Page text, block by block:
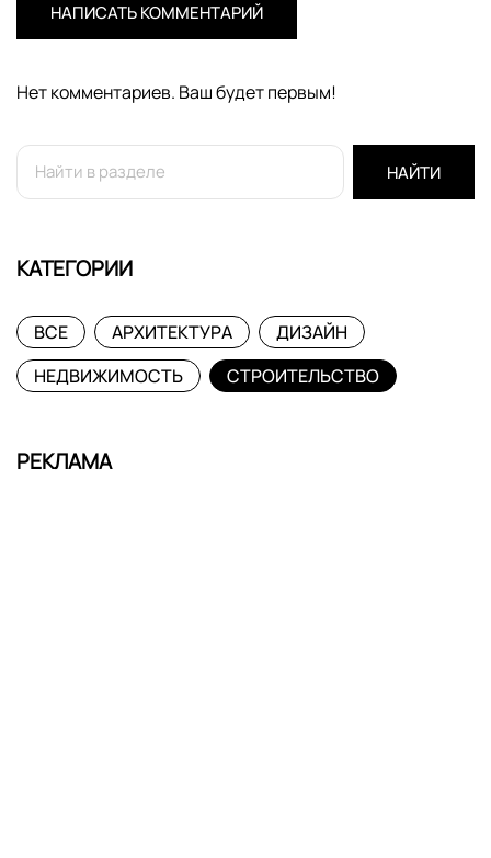
НАПИСАТЬ КОММЕНТАРИЙ
Нет комментариев. Ваш будет первым!
НАЙТИ
КАТЕГОРИИ
ВСЕ АРХИТЕКТУРА
ДИЗАЙН
НЕДВИЖИМОСТЬ
СТРОИТЕЛЬСТВО
РЕКЛАМА